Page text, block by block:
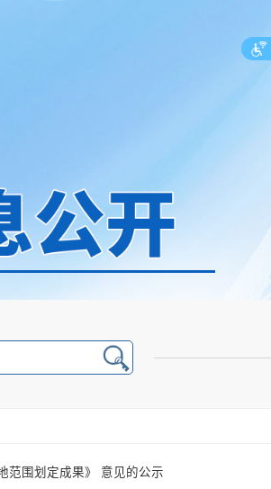
范围划定成果》 意见的公示